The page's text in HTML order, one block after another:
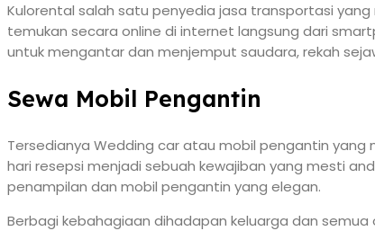
Kulorental salah satu penyedia jasa transportasi
temukan secara online di internet langsung dari
untuk mengantar dan menjemput saudara, rekah
Sewa Mobil Pengantin
Tersedianya Wedding car atau mobil pengantin yang
hari resepsi menjadi sebuah kewajiban yang mesti
penampilan dan mobil pengantin yang elegan.
Berbagi kebahagiaan dihadapan keluarga dan